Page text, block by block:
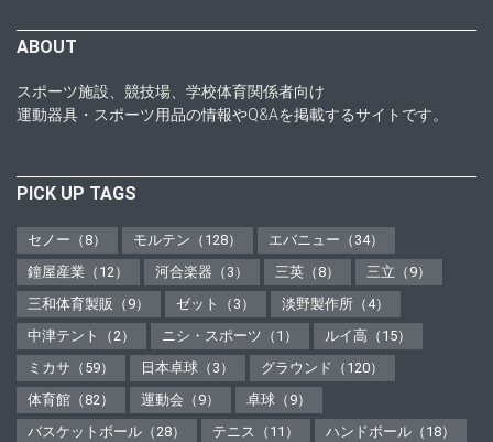
ABOUT
スポーツ施設、競技場、学校体育関係者向け
運動器具・スポーツ用品の情報やQ&Aを掲載するサイトです。
PICK UP TAGS
セノー（8） モルテン（128）
エバニュー（34）
鐘屋産業（12）
河合楽器（3） 三英（8）
三立（9）
三和体育製販（9）
ゼット（3）
淡野製作所（4）
中津テント（2）
ニシ・スポーツ（1）
ルイ高（15）
ミカサ（59）
日本卓球（3）
グラウンド（120）
体育館（82）
運動会（9）
卓球（9）
バスケットボール（28）
テニス（11）
ハンドボール（18）